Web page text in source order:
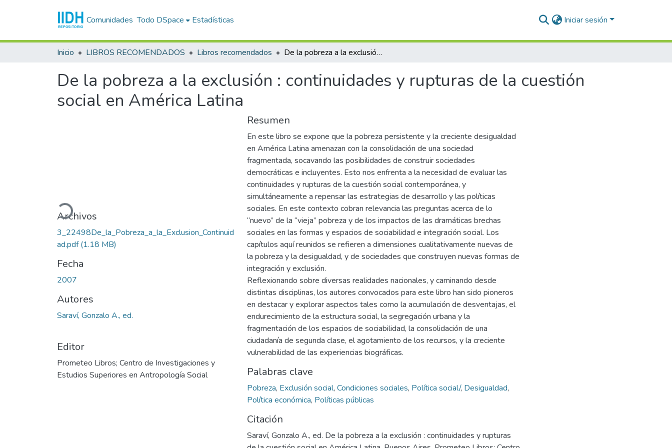
Comunidades Todo DSpace Estadísticas Iniciar sesión
Inicio LIBROS RECOMENDADOS Libros recomendados De la pobreza a la exclusión : continuidades y rupturas de la cuestión social en América Latina
De la pobreza a la exclusión : continuidades y rupturas de la cuestión
social en América Latina
Cargando...
Archivos
3_22498De_la_Pobreza_a_la_Exclusion_Continuid
ad.pdf(1.18 MB)
Fecha
2007
Autores
Saraví, Gonzalo A., ed.
Editor
Prometeo Libros; Centro de Investigaciones y
Estudios Superiores en Antropología Social
Resumen
En este libro se expone que la pobreza persistente y la creciente desigualdad
en América Latina amenazan con la consolidación de una sociedad
fragmentada, socavando las posibilidades de construir sociedades
democráticas e incluyentes. Esto nos enfrenta a la necesidad de evaluar las
continuidades y rupturas de la cuestión social contemporánea, y
simultáneamente a repensar las estrategias de desarrollo y las políticas
sociales. En este contexto cobran relevancia las preguntas acerca de lo
“nuevo” de la “vieja” pobreza y de los impactos de las dramáticas brechas
sociales en las formas y espacios de sociabilidad e integración social. Los
capítulos aquí reunidos se refieren a dimensiones cualitativamente nuevas de
la pobreza y la desigualdad, y de sociedades que construyen nuevas formas de
integración y exclusión.
Reflexionando sobre diversas realidades nacionales, y caminando desde
distintas disciplinas, los autores convocados para este libro han sido pioneros
en destacar y explorar aspectos tales como la acumulación de desventajas, el
endurecimiento de la estructura social, la segregación urbana y la
fragmentación de los espacios de sociabilidad, la consolidación de una
ciudadanía de segunda clase, el agotamiento de los recursos, y la creciente
vulnerabilidad de las experiencias biográficas.
Palabras clave
Pobreza, Exclusión social, Condiciones sociales, Política social/, Desigualdad,
Política económica, Políticas públicas
Citación
Saraví, Gonzalo A., ed. De la pobreza a la exclusión : continuidades y rupturas